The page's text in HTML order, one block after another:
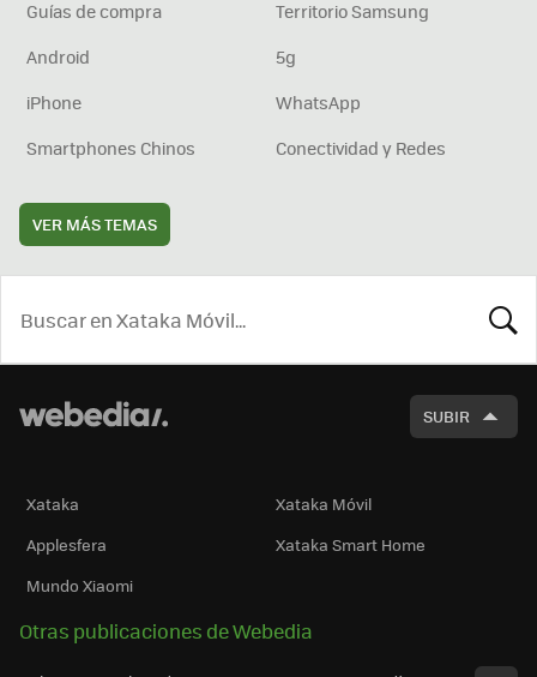
Guías de compra
Territorio Samsung
Android
5g
iPhone
WhatsApp
Smartphones Chinos
Conectividad y Redes
VER MÁS TEMAS
SUBIR
Xataka
Xataka Móvil
Applesfera
Xataka Smart Home
Mundo Xiaomi
Otras publicaciones de Webedia